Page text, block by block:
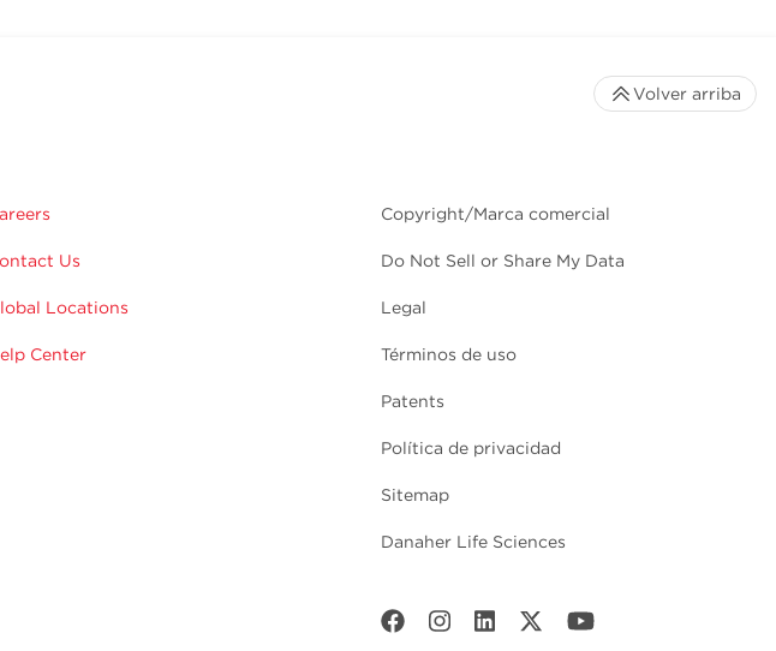
Us
Locations
Center
Copyright/Marca comercial
Do Not Sell or Share My Data
Legal
Términos de uso
Patents
Política de privacidad
Sitemap
Danaher Life Sciences
Volver arriba